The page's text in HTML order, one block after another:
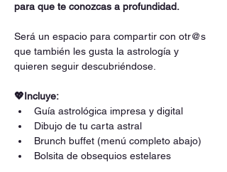
para que te conozcas a profundidad.
Será un espacio para compartir con otr@s
que también les gusta la astrología y
quieren seguir descubriéndose.
💖Incluye:
Guía astrológica impresa y digital
Dibujo de tu carta astral
Brunch buffet (menú completo abajo)
Bolsita de obsequios estelares